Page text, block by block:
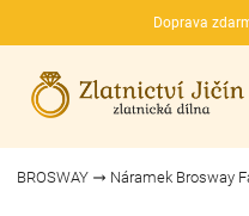
Doprava
CZK
BROSWAY Náramek Brosway